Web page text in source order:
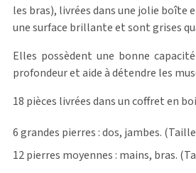
les bras), livrées dans une jolie boîte
une surface brillante et sont grises
Elles possèdent une bonne
profondeur et aide à détendre les
18 pièces livrées dans un coffret en
6 grandes pierres : dos, jambes. (Taille
12 pierres moyennes : mains, bras.